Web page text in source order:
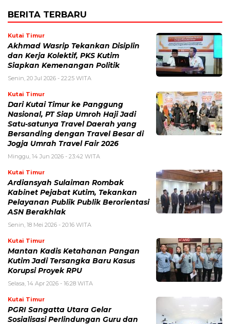
BERITA TERBARU
Kutai Timur
Akhmad Wasrip Tekankan Disiplin
dan Kerja Kolektif, PKS Kutim
Siapkan Kemenangan Politik
Senin, 20 Jul 2026 - 22:25 WITA
Kutai Timur
Dari Kutai Timur ke Panggung
Nasional, PT Siap Umroh Haji Jadi
Satu-satunya Travel Daerah yang
Bersanding dengan Travel Besar di
Jogja Umrah Travel Fair 2026
Minggu, 14 Jun 2026 - 23:42 WITA
Kutai Timur
Ardiansyah Sulaiman Rombak
Kabinet Pejabat Kutim, Tekankan
Pelayanan Publik Publik Berorientasi
ASN Berakhlak
Senin, 18 Mei 2026 - 20:16 WITA
Kutai Timur
Mantan Kadis Ketahanan Pangan
Kutim Jadi Tersangka Baru Kasus
Korupsi Proyek RPU
Selasa, 14 Apr 2026 - 16:28 WITA
Kutai Timur
PGRI Sangatta Utara Gelar
Sosialisasi Perlindungan Guru dan